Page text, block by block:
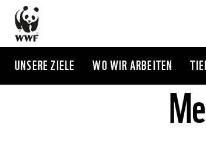
Direkt
zum
Inhalt
UNSERE ZIELE WO WIR ARBEITEN